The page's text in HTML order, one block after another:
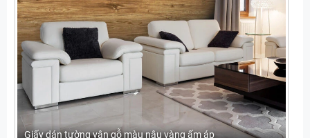
Giấy dán tường vân gỗ màu nâu vàng ấm áp